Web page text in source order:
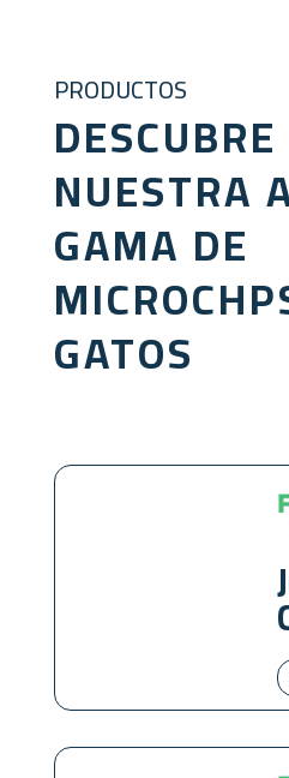
PRODUCTOS
DESCUBRE
NUESTRA
GAMA DE
GATOS